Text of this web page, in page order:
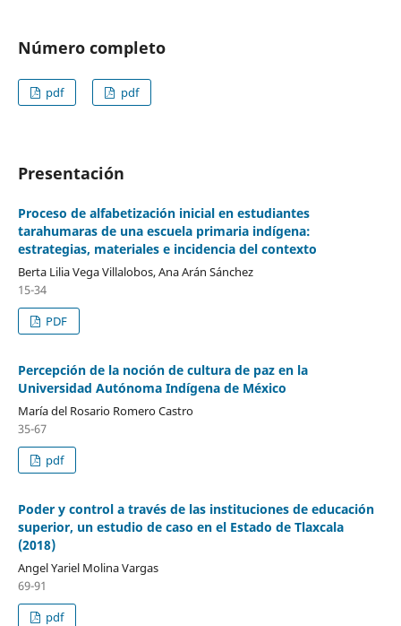
Número completo
pdf pdf
Presentación
Proceso de alfabetización inicial en estudiantes
tarahumaras de una escuela primaria indígena:
estrategias, materiales e incidencia del contexto
Berta Lilia Vega Villalobos, Ana Arán Sánchez
15-34
PDF
Percepción de la noción de cultura de paz en la
Universidad Autónoma Indígena de México
María del Rosario Romero Castro
35-67
pdf
Poder y control a través de las instituciones de educación
superior, un estudio de caso en el Estado de Tlaxcala
(2018)
Angel Yariel Molina Vargas
69-91
pdf